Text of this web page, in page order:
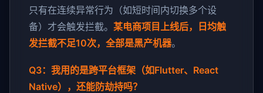
只有在连续异常行为（如短时间内切换多个设
备）才会触发拦截。 某电商项目上线后，日均触
发拦截不足10次，全部是黑产机器。
Q3：我用的是跨平台框架（如Flutter、React
Native），还能防劫持吗？